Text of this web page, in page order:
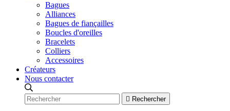
Bagues
Alliances
Bagues de fiançailles
Boucles d'oreilles
Bracelets
Colliers
Accessoires
Créateurs
Nous contacter
 Rechercher